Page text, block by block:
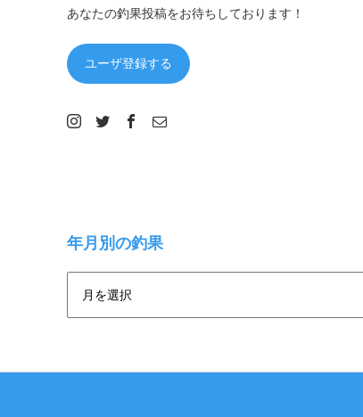
あなたの釣果投稿をお待ちしております！
ユーザ登録する
年月別の釣果